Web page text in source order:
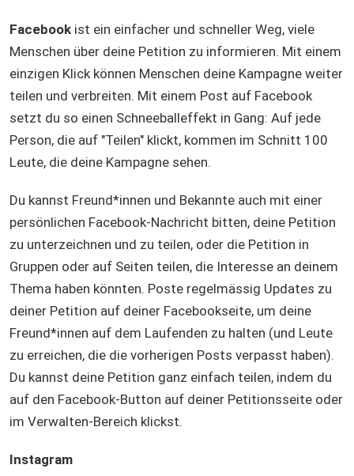
Facebook ist ein einfacher und schneller Weg, viele
Menschen über deine Petition zu informieren. Mit einem
einzigen Klick können Menschen deine Kampagne weiter
teilen und verbreiten. Mit einem Post auf Facebook
setzt du so einen Schneeballeffekt in Gang: Auf jede
Person, die auf "Teilen" klickt, kommen im Schnitt 100
Leute, die deine Kampagne sehen.
Du kannst Freund*innen und Bekannte auch mit einer
persönlichen Facebook-Nachricht bitten, deine Petition
zu unterzeichnen und zu teilen, oder die Petition in
Gruppen oder auf Seiten teilen, die Interesse an deinem
Thema haben könnten. Poste regelmässig Updates zu
deiner Petition auf deiner Facebookseite, um deine
Freund*innen auf dem Laufenden zu halten (und Leute
zu erreichen, die die vorherigen Posts verpasst haben).
Du kannst deine Petition ganz einfach teilen, indem du
auf den Facebook-Button auf deiner Petitionsseite oder
im Verwalten-Bereich klickst.
Instagram